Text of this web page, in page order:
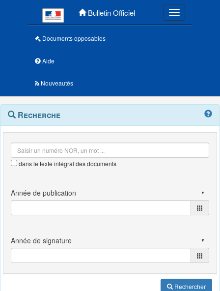
Bulletin Officiel Toggle
Documents opposables
Aide
Nouveautés
Navigation
outils
Menu
contextuel
Recherche
dans le texte intégral des documents
Rechercher